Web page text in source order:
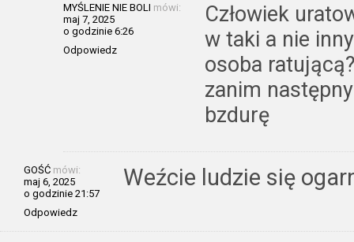
MYŚLENIE NIE BOLI mówi:
maj 7, 2025
o godzinie 6:26
Odpowiedz
Człowiek
w taki a nie
osoba
zanim
bzdurę
GOŚĆ mówi:
maj 6, 2025
o godzinie 21:57
Odpowiedz
Weźcie ludzie się